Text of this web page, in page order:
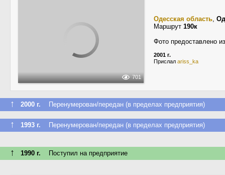
701
Одесская область,
Маршрут 190к
Фото предоставлено
2001 г.
Прислал ariss_ka
↑ 2000 г. Перенумерован/передан (в пределах предприятия)
↑ 1993 г. Перенумерован/передан (в пределах предприятия)
↑ 1990 г. Поступил на предприятие